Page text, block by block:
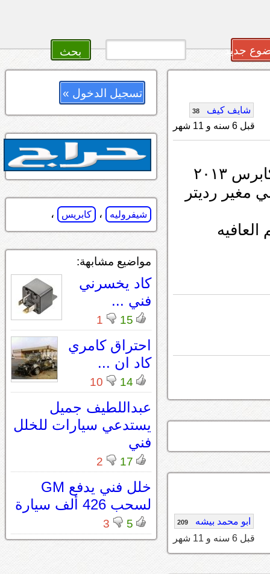
جديد
شايف كيف 38
قبل 6 سنه و 11 شهر
٢٠١٣
مغير رديتر
ابو محمد بيشه 209
قبل 6 سنه و 11 شهر
تسجيل الدخول »
شيفروليه ، كابريس ،
مواضيع مشابهة:
كاد يخسرني
فني ...
15
1
احتراق كامري
كاد ان ...
14
10
عبداللطيف جميل
يستدعي سيارات للخلل
فني
17
2
خلل فني يدفع GM
لسحب 426 ألف سيارة
5
3